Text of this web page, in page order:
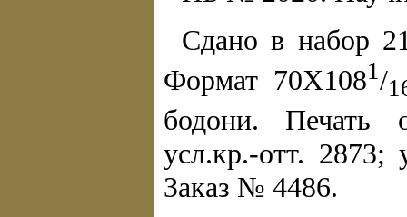
Сдано в набор
Формат 70Х1081/
бодони. Печать
усл.кр.-отт.
Заказ № 4486.